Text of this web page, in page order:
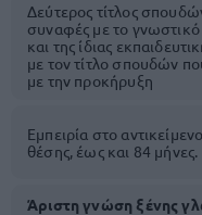
Δεύτερος τίτλος
συναφές με το γνωστικό
και της ίδιας
με τον τίτλο σπουδών
με την προκήρυξη
Εμπειρία στο
θέσης, έως και 84 μήνες.
Άριστη γνώση ξένης